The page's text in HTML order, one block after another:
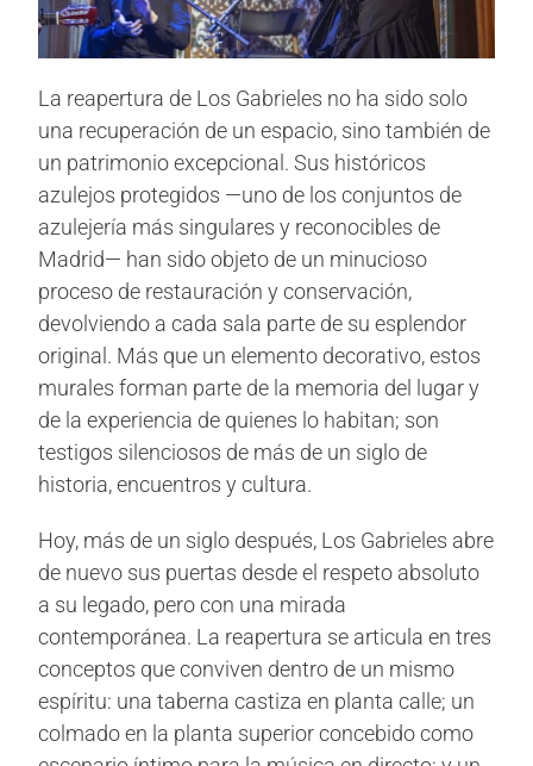
La reapertura de Los Gabrieles no ha sido solo
una recuperación de un espacio, sino también de
un patrimonio excepcional. Sus históricos
azulejos protegidos —uno de los conjuntos de
azulejería más singulares y reconocibles de
Madrid— han sido objeto de un minucioso
proceso de restauración y conservación,
devolviendo a cada sala parte de su esplendor
original. Más que un elemento decorativo, estos
murales forman parte de la memoria del lugar y
de la experiencia de quienes lo habitan; son
testigos silenciosos de más de un siglo de
historia, encuentros y cultura.
Hoy, más de un siglo después, Los Gabrieles abre
de nuevo sus puertas desde el respeto absoluto
a su legado, pero con una mirada
contemporánea. La reapertura se articula en tres
conceptos que conviven dentro de un mismo
espíritu: una taberna castiza en planta calle; un
colmado en la planta superior concebido como